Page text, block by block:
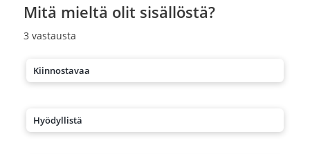
Mitä mieltä olit sisällöstä?
3 vastausta
Kiinnostavaa
Hyödyllistä